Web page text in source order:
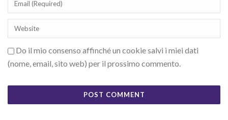
Do il mio consenso affinché un cookie salvi i miei dati
(nome, email, sito web) per il prossimo commento.